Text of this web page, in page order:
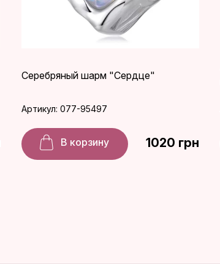
Серебряный шарм "Сердце"
Артикул: 077-95497
В корзину 1020 грн